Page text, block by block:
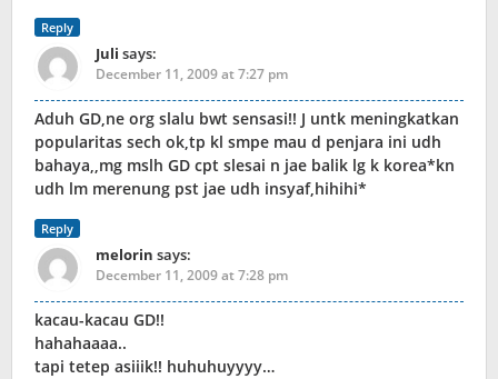
Reply
Juli says:
December 11, 2009 at 7:27 pm
Aduh GD,ne org slalu bwt sensasi!! J untk meningkatkan
popularitas sech ok,tp kl smpe mau d penjara ini udh
bahaya,,mg mslh GD cpt slesai n jae balik lg k korea*kn
udh lm merenung pst jae udh insyaf,hihihi*
Reply
melorin says:
December 11, 2009 at 7:28 pm
kacau-kacau GD!!
hahahaaaa..
tapi tetep asiiik!! huhuhuyyyy…